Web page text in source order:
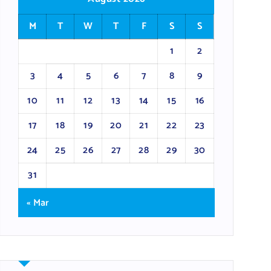
M
T W T F S
S
1
2
3
4 5 6 7 8
9
10
11 12 13 14 15
16
17
18 19 20 21 22
23
24
25 26 27 28 29
30
31
« Mar